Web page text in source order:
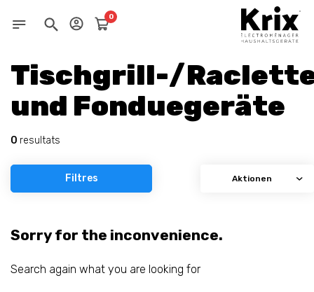
0
Tischgrill-/
und Fonduegeräte
0 resultats
Filtres
Sorry for the inconvenience.
Search again what you are looking for